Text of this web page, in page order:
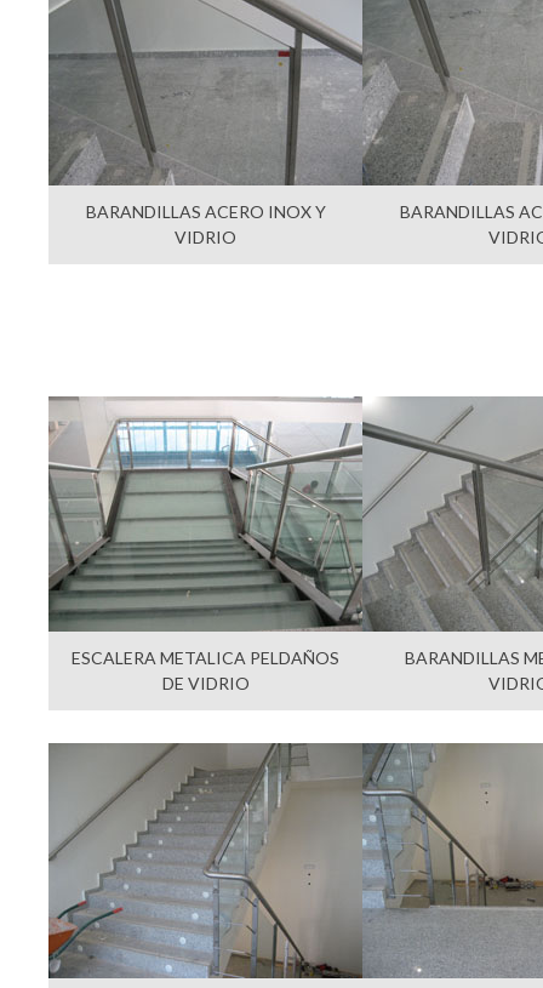
BARANDILLAS ACERO INOX Y
VIDRIO
BARANDILLAS
ESCALERA METALICA PELDAÑOS
DE VIDRIO
BARANDILLAS